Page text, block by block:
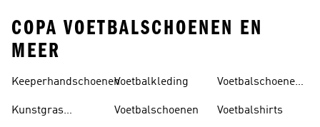
COPA VOETBALSCHOENEN EN
MEER
Keeperhandschoenen
Kunstgras
Voetbalkleding
Voetbalschoenen
Voetbalschoenen
Voetbalshirts